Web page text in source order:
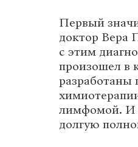
Первый
доктор Вера
с этим
произошел в
лимфомой. И
долгую